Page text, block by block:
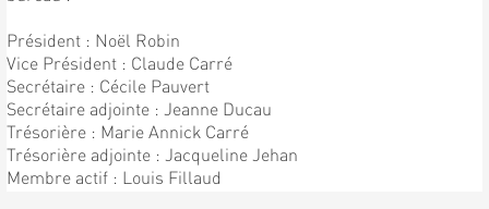
Président : Noël Robin
Vice Président : Claude Carré
Secrétaire : Cécile Pauvert
Secrétaire adjointe : Jeanne Ducau
Trésorière : Marie Annick Carré
Trésorière adjointe : Jacqueline Jehan
Membre actif : Louis Fillaud